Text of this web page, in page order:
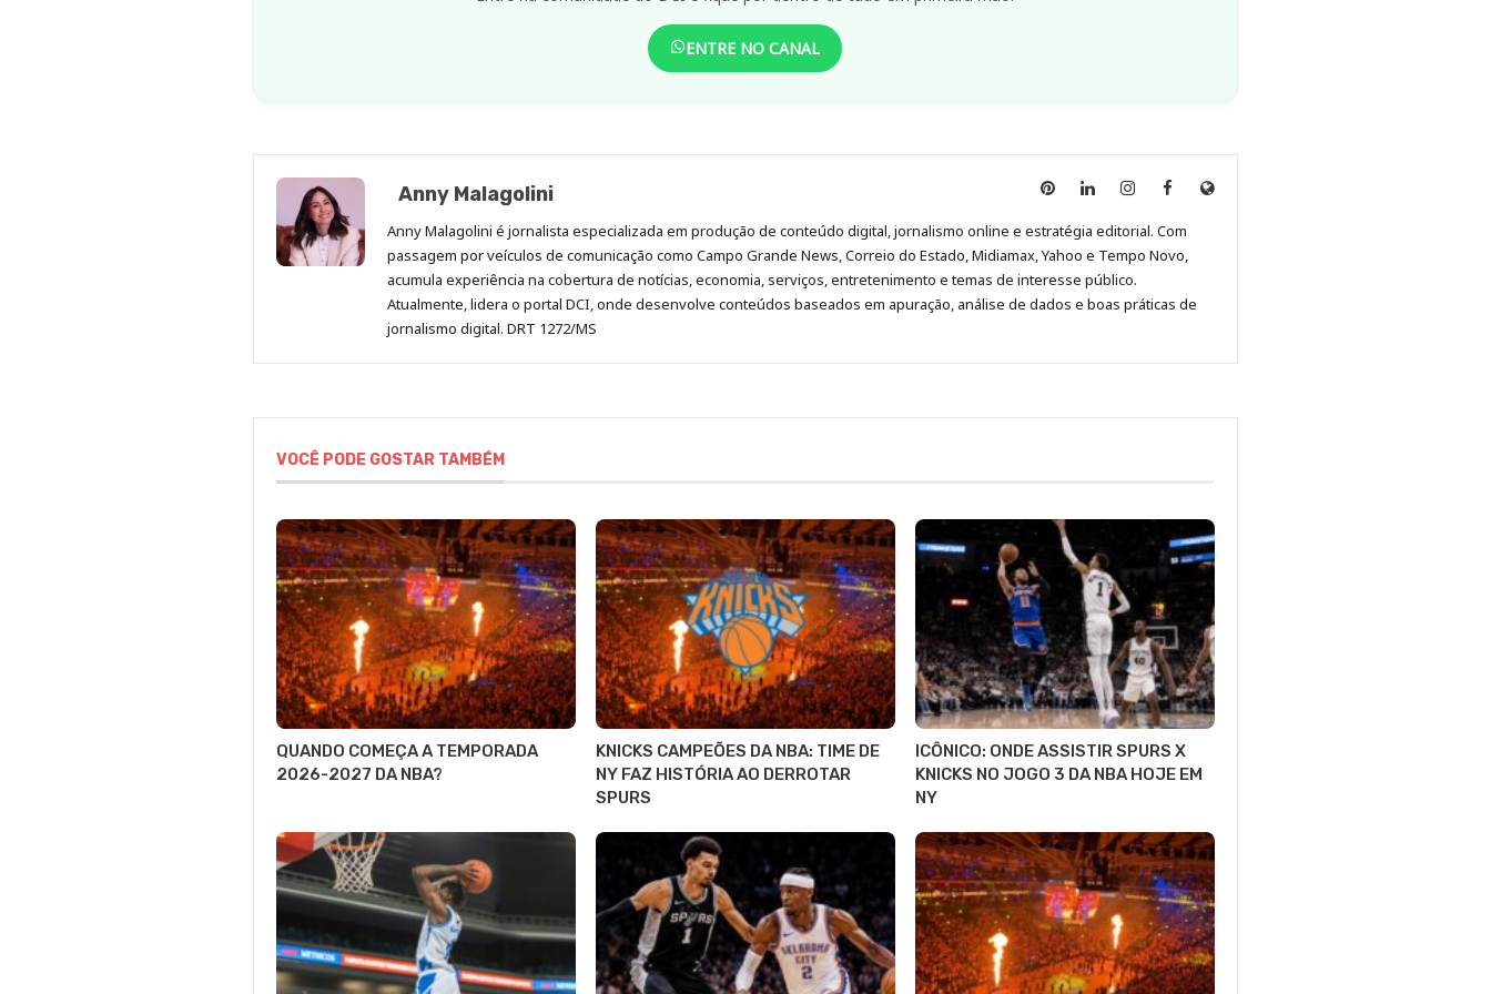
ENTRE NO CANAL
Anny Malagolini
Anny
no
Pinterest
Anny
no
LinkedIn
Anny
no
Instagram
Anny
no
Facebook
Site
Anny Malagolini é jornalista especializada em produção de conteúdo digital, jornalismo online e estratégia editorial. Com
passagem por veículos de comunicação como Campo Grande News, Correio do Estado, Midiamax, Yahoo e Tempo Novo,
acumula experiência na cobertura de notícias, economia, serviços, entretenimento e temas de interesse público.
Atualmente, lidera o portal DCI, onde desenvolve conteúdos baseados em apuração, análise de dados e boas práticas de
jornalismo digital. DRT 1272/MS
VOCÊ PODE GOSTAR TAMBÉM
QUANDO COMEÇA A TEMPORADA
2026-2027 DA NBA?
KNICKS CAMPEÕES DA NBA: TIME DE
NY FAZ HISTÓRIA AO DERROTAR
SPURS
ICÔNICO: ONDE ASSISTIR SPURS X
KNICKS NO JOGO 3 DA NBA HOJE EM
NY